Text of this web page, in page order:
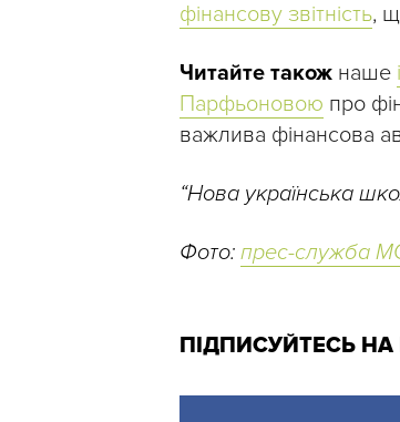
фінансову звітність,
Читайте також наше
Парфьоновою про
важлива фінансова
“Нова українська
Фото: прес-служба
ПІДПИСУЙТЕСЬ НА